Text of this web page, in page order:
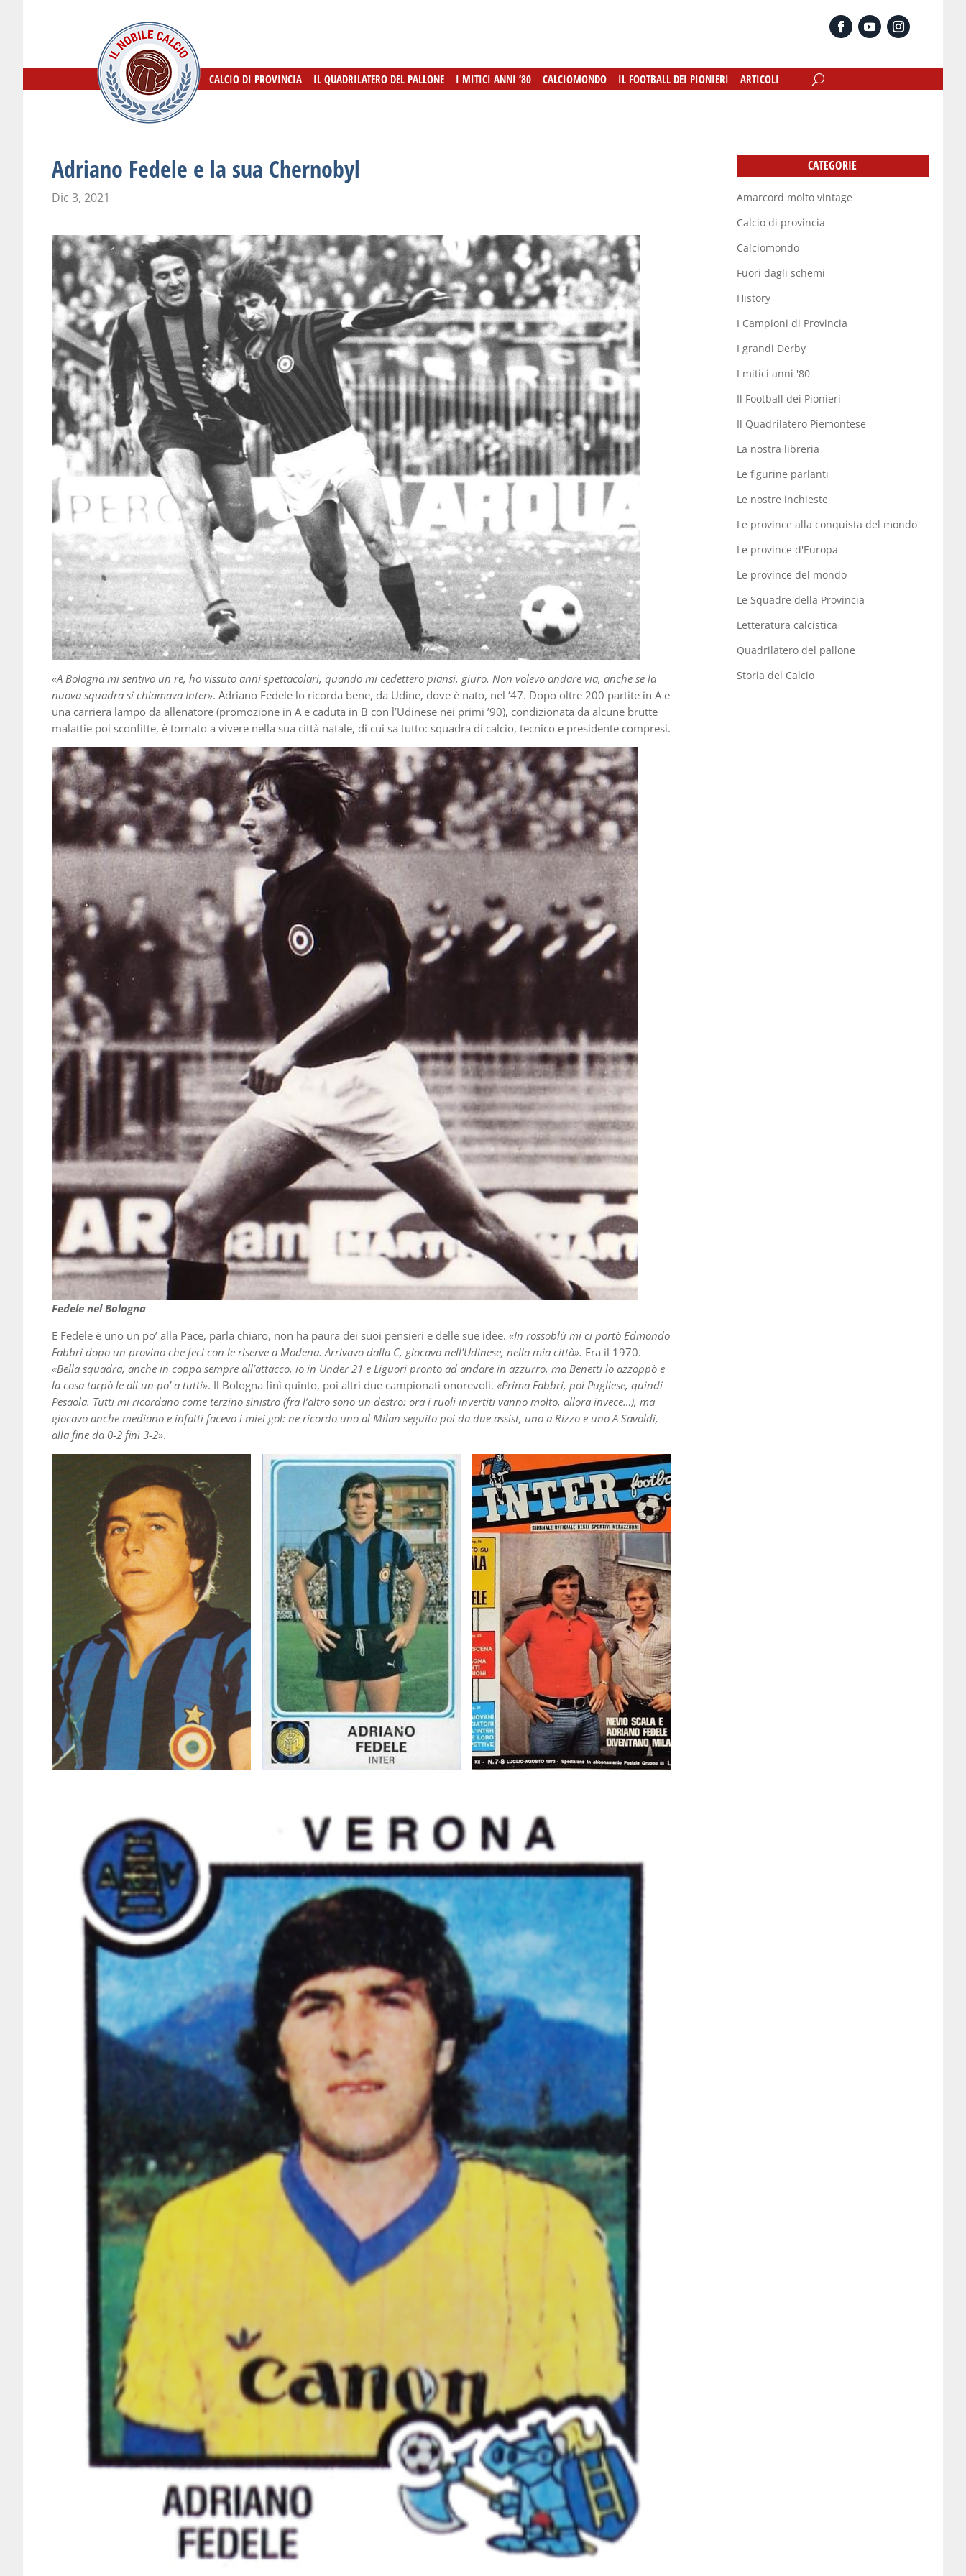
CALCIO DI PROVINCIA IL QUADRILATERO DEL PALLONE I MITICI ANNI ’80 CALCIOMONDO IL FOOTBALL DEI PIONIERI ARTICOLI
CALCIO DI PROVINCIA IL QUADRILATERO DEL PALLONE I MITICI ANNI ’80 CALCIOMONDO IL FOOTBALL DEI PIONIERI ARTICOLI
Adriano Fedele e la sua Chernobyl
Dic 3, 2021
«A Bologna mi sentivo un re, ho vissuto anni spettacolari, quando mi cedettero piansi, giuro. Non volevo andare via, anche se la
nuova squadra si chiamava Inter». Adriano Fedele lo ricorda bene, da Udine, dove è nato, nel ‘47. Dopo oltre 200 partite in A e
una carriera lampo da allenatore (promozione in A e caduta in B con l’Udinese nei primi ’90), condizionata da alcune brutte
malattie poi sconfitte, è tornato a vivere nella sua città natale, di cui sa tutto: squadra di calcio, tecnico e presidente compresi.
Fedele nel Bologna
E Fedele è uno un po’ alla Pace, parla chiaro, non ha paura dei suoi pensieri e delle sue idee. «In rossoblù mi ci portò Edmondo
Fabbri dopo un provino che feci con le riserve a Modena. Arrivavo dalla C, giocavo nell’Udinese, nella mia città». Era il 1970.
«Bella squadra, anche in coppa sempre all’attacco, io in Under 21 e Liguori pronto ad andare in azzurro, ma Benetti lo azzoppò e
la cosa tarpò le ali un po’ a tutti». Il Bologna finì quinto, poi altri due campionati onorevoli. «Prima Fabbri, poi Pugliese, quindi
Pesaola. Tutti mi ricordano come terzino sinistro (fra l’altro sono un destro: ora i ruoli invertiti vanno molto, allora invece…), ma
giocavo anche mediano e infatti facevo i miei gol: ne ricordo uno al Milan seguito poi da due assist, uno a Rizzo e uno A Savoldi,
alla fine da 0-2 finì 3-2».
CATEGORIE
Amarcord molto vintage
Calcio di provincia
Calciomondo
Fuori dagli schemi
History
I Campioni di Provincia
I grandi Derby
I mitici anni '80
Il Football dei Pionieri
Il Quadrilatero Piemontese
La nostra libreria
Le figurine parlanti
Le nostre inchieste
Le province alla conquista del mondo
Le province d'Europa
Le province del mondo
Le Squadre della Provincia
Letteratura calcistica
Quadrilatero del pallone
Storia del Calcio